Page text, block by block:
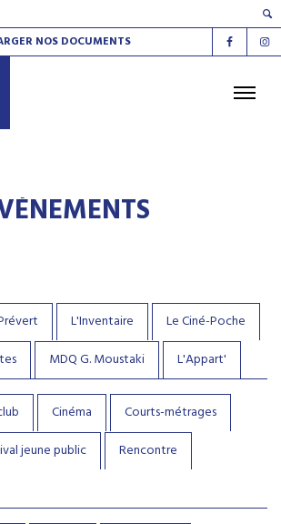
NOS DOCUMENTS
DE VIE SOCIALE
CONTACT
L'Inventaire
Le Ciné-Poche
MDQ G. Moustaki L'Appart'
Cinéma
Courts-métrages
jeune public
Rencontre